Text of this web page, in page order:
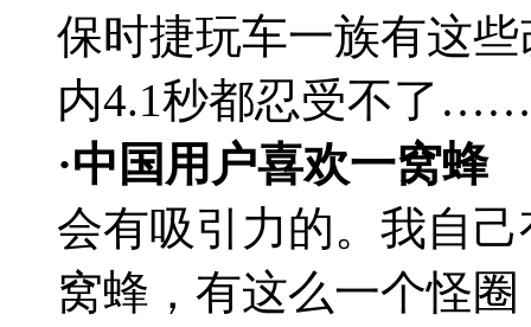
保时捷玩车一族有这
内4.1秒都忍受不了……
·中国用户喜欢一窝蜂
会有吸引力的。我自
窝蜂，有这么一个怪